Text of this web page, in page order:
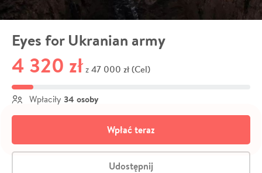
Eyes for Ukranian army
4 320 zł z 47 000 zł (Cel)
Wpłaciły 34 osoby
Wpłać teraz
Udostępnij